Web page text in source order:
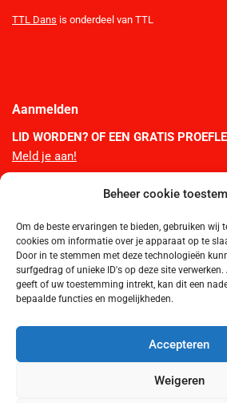
Beheer cookie
Om de beste ervaringen te bieden, gebruiken wij
cookies om informatie over je apparaat op te
Door in te stemmen met deze technologieën
surfgedrag of unieke ID's op deze site
geeft of uw toestemming intrekt, kan dit een
bepaalde functies en mogelijkheden.
Accepteren
Weigeren
TTL Dans is onderdeel van TTL
Aanmelden
LID WORDEN? OF EEN GRATIS
Meld je aan!
Bestel hier de officiële artikelen van TTL. Je
post bezorgd.
WEBSHOP >